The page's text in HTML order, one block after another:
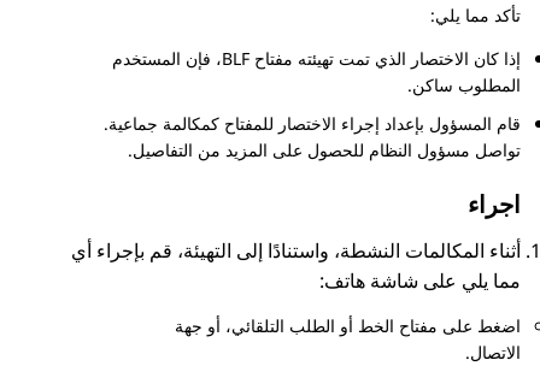
تأكد مما يلي:
إذا كان الاختصار الذي تمت تهيئته مفتاح BLF، فإن المستخدم
المطلوب ساكن.
قام المسؤول بإعداد إجراء الاختصار للمفتاح كمكالمة جماعية.
تواصل مسؤول النظام للحصول على المزيد من التفاصيل.
اجراء
أثناء المكالمات النشطة، واستنادًا إلى التهيئة، قم بإجراء أي
مما يلي على شاشة هاتف:
اضغط على مفتاح الخط أو الطلب التلقائي، أو جهة
الاتصال.